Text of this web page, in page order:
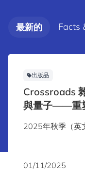
最新的 Facts
出版品
Crossroads
與量子——重
2025年秋季（英
01/11/2025